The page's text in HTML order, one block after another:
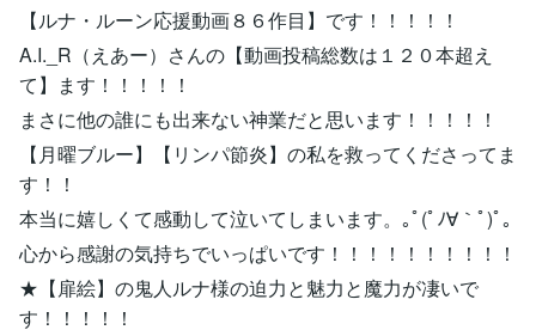
【ルナ・ルーン応援動画８６作目】です！！！！！
A.I._R（えあー）さんの【動画投稿総数は１２０本超え
て】ます！！！！！
まさに他の誰にも出来ない神業だと思います！！！！！
【月曜ブルー】【リンパ節炎】の私を救ってくださってま
す！！
本当に嬉しくて感動して泣いてしまいます。｡ﾟ(ﾟﾉ∀｀ﾟ)ﾟ｡
心から感謝の気持ちでいっぱいです！！！！！！！！！！
★【扉絵】の鬼人ルナ様の迫力と魅力と魔力が凄いで
す！！！！！